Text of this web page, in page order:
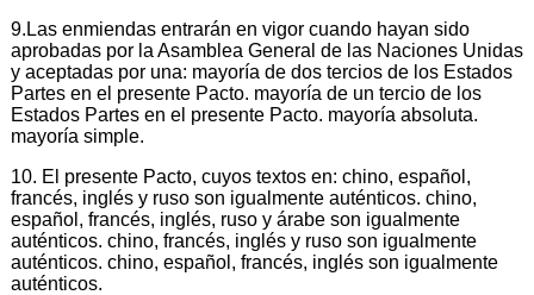
9.Las enmiendas entrarán en vigor cuando hayan sido
aprobadas por la Asamblea General de las Naciones Unidas
y aceptadas por una: mayoría de dos tercios de los Estados
Partes en el presente Pacto. mayoría de un tercio de los
Estados Partes en el presente Pacto. mayoría absoluta.
mayoría simple.
10. El presente Pacto, cuyos textos en: chino, español,
francés, inglés y ruso son igualmente auténticos. chino,
español, francés, inglés, ruso y árabe son igualmente
auténticos. chino, francés, inglés y ruso son igualmente
auténticos. chino, español, francés, inglés son igualmente
auténticos.